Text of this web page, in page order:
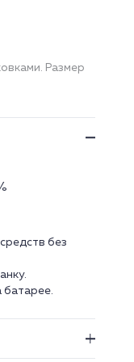
Размер
без
батарее.